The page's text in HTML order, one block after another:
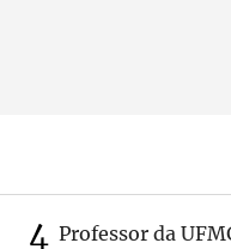
Professor da